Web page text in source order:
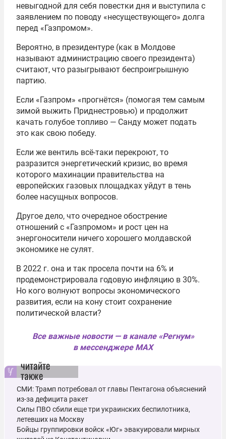
невыгодной для себя повестки дня и выступила с
заявлением по поводу «несуществующего» долга
перед «Газпромом».
Вероятно, в президентуре (как в Молдове
называют администрацию своего президента)
считают, что разыгрывают беспроигрышную
партию.
Если «Газпром» «прогнётся» (помогая тем самым
зимой выжить Приднестровью) и продолжит
качать голубое топливо — Санду может подать
это как свою победу.
Если же вентиль всё-таки перекроют, то
разразится энергетический кризис, во время
которого махинации правительства на
европейских газовых площадках уйдут в тень
более насущных вопросов.
Другое дело, что очередное обострение
отношений с «Газпромом» и рост цен на
энергоносители ничего хорошего молдавской
экономике не сулят.
В 2022 г. она и так просела почти на 6% и
продемонстрировала годовую инфляцию в 30%.
Но кого волнуют вопросы экономического
развития, если на кону стоит сохранение
политической власти?
Все важные новости — в канале «Регнум»
в мессенджере MAX
читайте
также
СМИ: Трамп потребовал от главы Пентагона объяснений
из-за дефицита ракет
Силы ПВО сбили еще три украинских беспилотника,
летевших на Москву
Бойцы группировки войск «Юг» эвакуировали мирных